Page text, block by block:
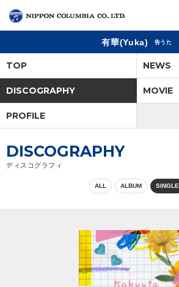
閉じる
アーティスト
ジャンル
有華(Yuka) 告うた
TOP NEWS
DISCOGRAPHY MOVIE
PROFILE
DISCOGRAPHY
ディスコグラフィ
ALL ALBUM SINGLE